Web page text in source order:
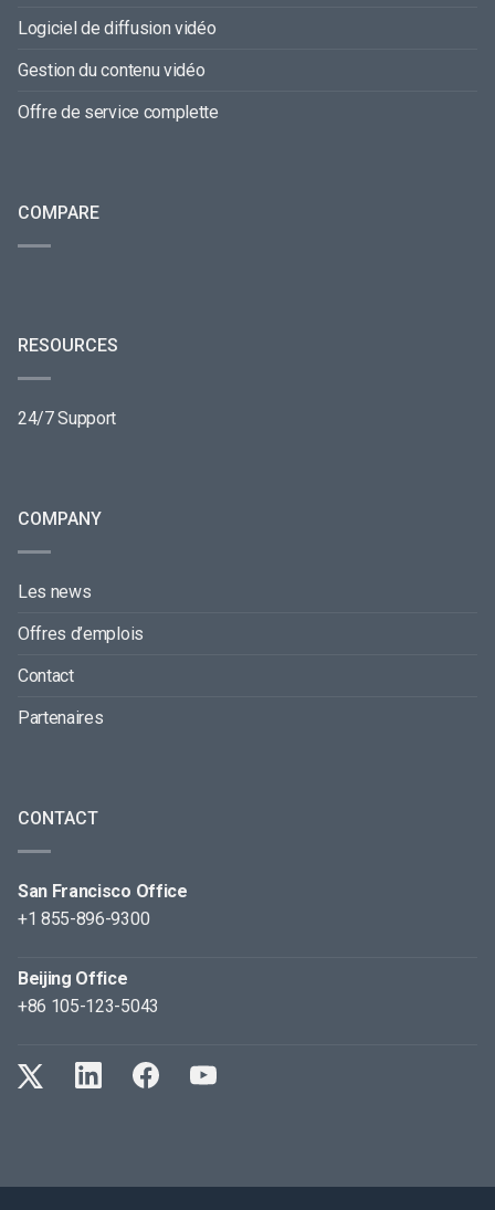
Logiciel de diffusion vidéo
Gestion du contenu vidéo
Offre de service complette
COMPARE
RESOURCES
24/7 Support
COMPANY
Les news
Offres d’emplois
Contact
Partenaires
CONTACT
San Francisco Office
+1 855-896-9300
Beijing Office
+86 105-123-5043